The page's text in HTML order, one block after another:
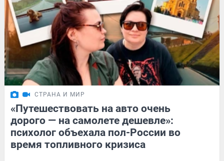
СТРАНА И МИР
«Путешествовать на авто очень
дорого — на самолете дешевле»:
психолог объехала пол-России во
время топливного кризиса